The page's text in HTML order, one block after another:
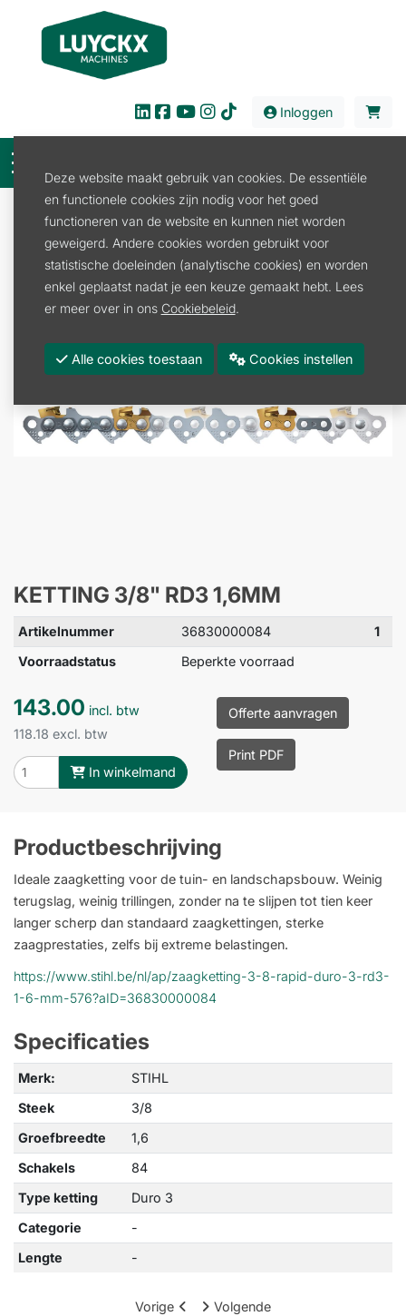
Inloggen
Tuin en Park
Kettingzaag
KETTING 3/8" RD3 1,6MM
KETTING 3/8" RD3 1,6MM
Artikelnummer 36830000084
1
Voorraadstatus
Beperkte voorraad
143.00 incl. btw
118.18 excl. btw
In winkelmand
Offerte aanvragen
Print PDF
Productbeschrijving
Ideale zaagketting voor de tuin- en landschapsbouw. Weinig
terugslag, weinig trillingen, zonder na te slijpen tot tien keer
langer scherp dan standaard zaagkettingen, sterke
zaagprestaties, zelfs bij extreme belastingen.
https://www.stihl.be/nl/ap/zaagketting-3-8-rapid-duro-3-rd3-
1-6-mm-576?aID=36830000084
Specificaties
Merk:
STIHL
Steek
3/8
Groefbreedte
1,6
Schakels
84
Type ketting
Duro 3
Categorie
-
Lengte
-
Vorige Volgende
Deze website maakt gebruik van cookies. De essentiële
en functionele cookies zijn nodig voor het goed
functioneren van de website en kunnen niet worden
geweigerd. Andere cookies worden gebruikt voor
statistische doeleinden (analytische cookies) en worden
enkel geplaatst nadat je een keuze gemaakt hebt. Lees
er meer over in ons Cookiebeleid.
Alle cookies toestaan Cookies instellen